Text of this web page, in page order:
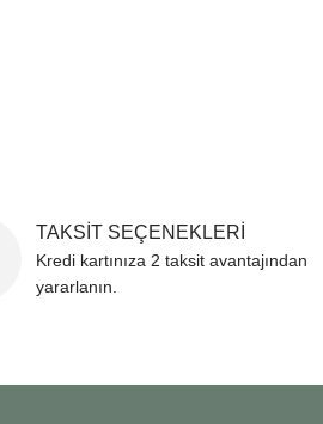
TAKSİT SEÇENEKLERİ
Kredi kartınıza 2 taksit avantajından
yararlanın.